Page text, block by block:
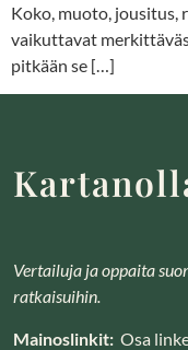
Koko, muoto, jousitus,
vaikuttavat
pitkään se […]
Vertailuja ja oppaita
ratkaisuihin.
Mainoslinkit: Osa